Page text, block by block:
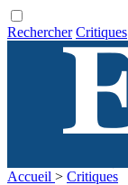
Rechercher Critiques
Accueil > Critiques